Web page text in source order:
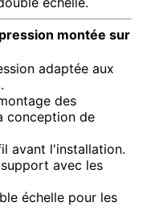
montée sur
adaptée aux
des
conception de
avant l'installation.
avec les
échelle pour les